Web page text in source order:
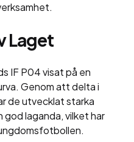
Laget
IF P04 visat på en
Genom att delta i
de utvecklat starka
laganda, vilket har